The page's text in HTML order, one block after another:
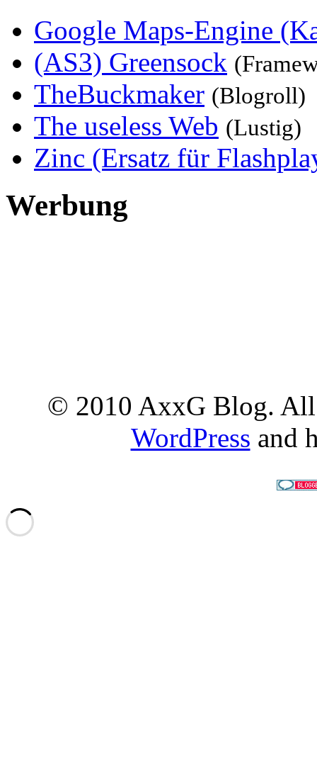
Google Maps-Engine
(AS3) Greensock
TheBuckmaker (Blogroll)
The useless Web (Lustig)
Zinc (Ersatz für
Werbung
© 2010 AxxG Blog. All
WordPress and